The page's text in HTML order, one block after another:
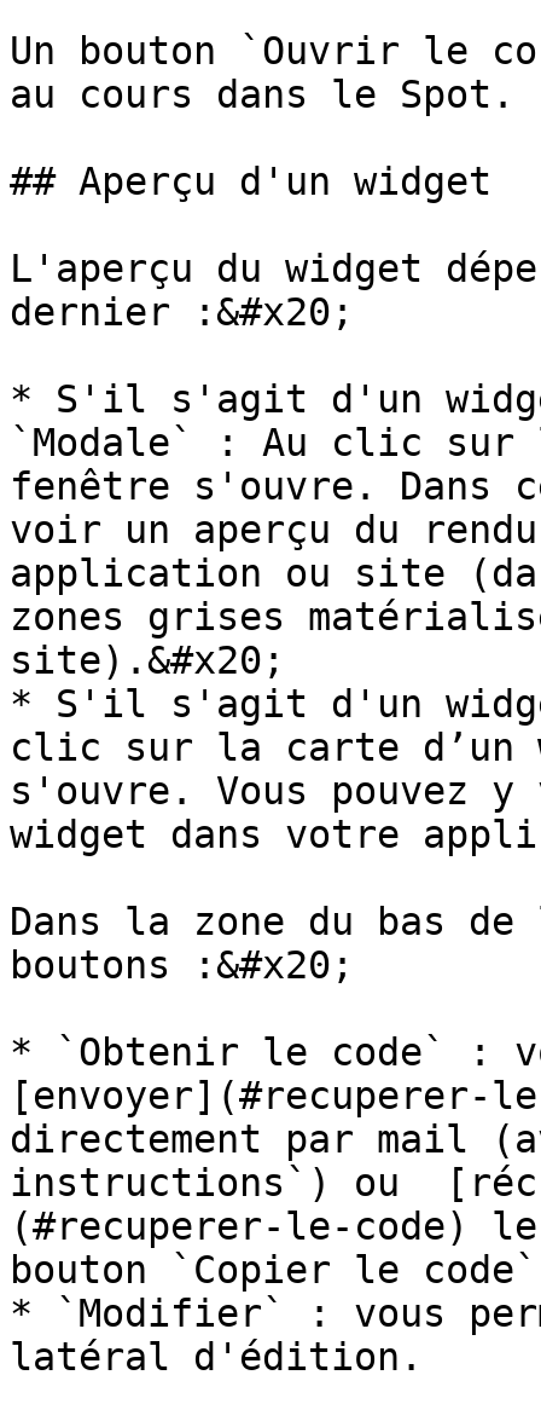
Un bouton `Ouvrir le
au cours dans le Spot.
## Aperçu d'un widget
L'aperçu du widget
dernier :&#x20;
* S'il s'agit d'un
`Modale` : Au clic sur
fenêtre s'ouvre. Dans
voir un aperçu du
application ou site
zones grises
site).&#x20;
* S'il s'agit d'un
clic sur la carte d’un
s'ouvre. Vous pouvez
widget dans votre
Dans la zone du bas
boutons :&#x20;
* `Obtenir le code` :
[envoyer](#recuperer-
directement par mail
instructions`) ou
(#recuperer-le-code)
bouton `Copier le
* `Modifier` : vous
latéral d'édition.